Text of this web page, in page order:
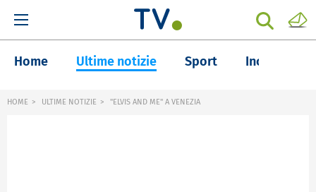
Home Ultime notizie Sport Inchieste
HOME ULTIME NOTIZIE "ELVIS AND ME" A VENEZIA